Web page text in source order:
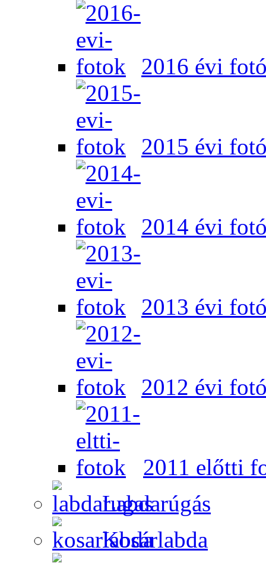
2016 évi
2015 évi
2014 évi
2013 évi
2012 évi
2011 előtti
Labdarúgás
Kosárlabda